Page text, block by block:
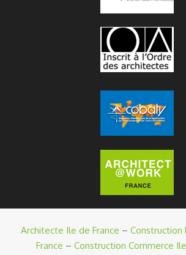
Architecte Ile de France –
France – Construction Commerce